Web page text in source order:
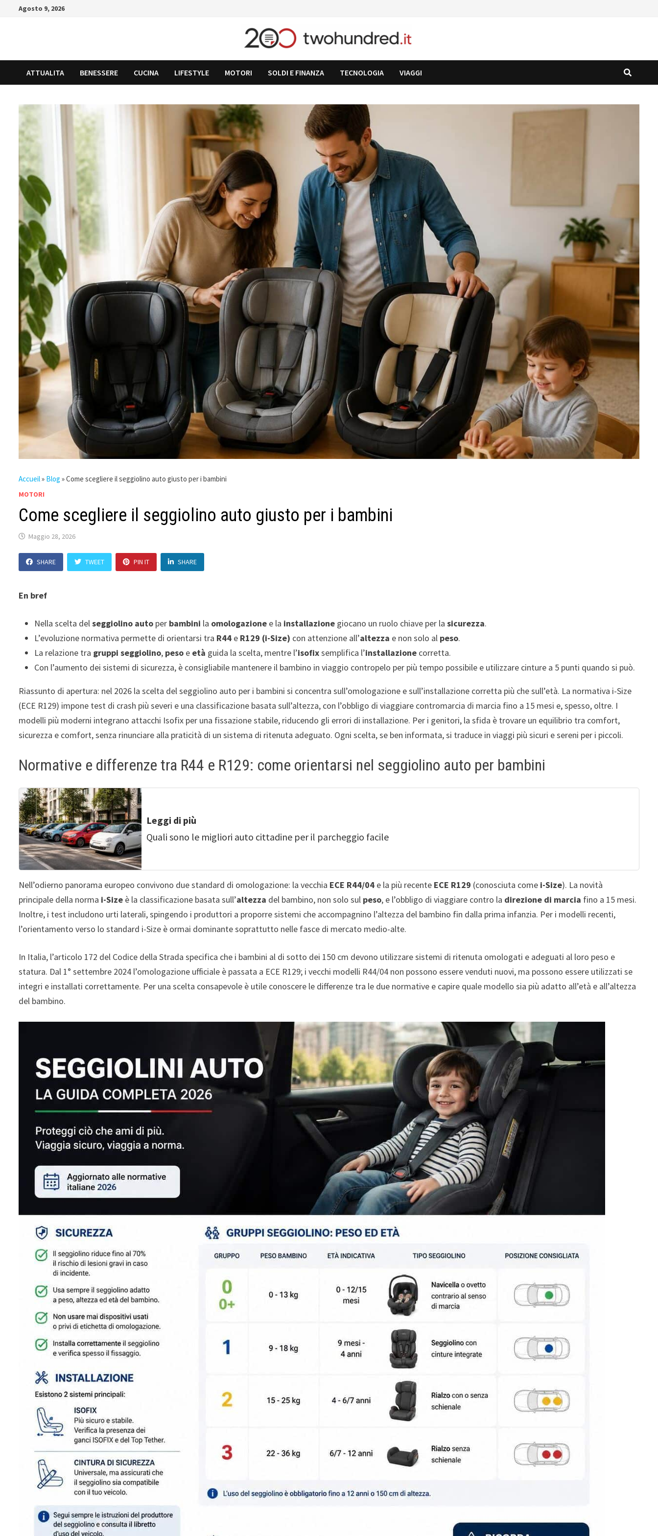
Agosto 9, 2026
ATTUALITA BENESSERE CUCINA LIFESTYLE MOTORI SOLDI E FINANZA TECNOLOGIA VIAGGI
Accueil» Blog »Come scegliere il seggiolino auto giusto per i bambini
MOTORI
Come scegliere il seggiolino auto giusto per i bambini
Maggio 28, 2026
SHARE TWEET PIN IT SHARE
En bref
Nella scelta delseggiolino auto per bambini la omologazione e la installazione giocano un ruolo chiave per lasicurezza.
L’evoluzione normativa permette di orientarsi tra R44 e R129 (i-Size) con attenzione all’altezza e non solo al peso.
La relazione tra gruppi seggiolino, peso e età guida la scelta, mentre l’isofixsemplifica l’installazione corretta.
Con l’aumento dei sistemi di sicurezza, è consigliabile mantenere il bambino in viaggio contropelo per più tempo possibile e utilizzare cinture a 5 punti quando si può.
Riassunto di apertura: nel 2026 la scelta del seggiolino auto per i bambini si concentra sull’omologazione e sull’installazione corretta più che sull’età. La normativa i-Size
(ECE R129) impone test di crash più severi e una classificazione basata sull’altezza, con l’obbligo di viaggiare contromarcia di marcia fino a 15 mesi e, spesso, oltre. I
modelli più moderni integrano attacchi Isofix per una fissazione stabile, riducendo gli errori di installazione. Per i genitori, la sfida è trovare un equilibrio tra comfort,
sicurezza e comfort, senza rinunciare alla praticità di un sistema di ritenuta adeguato. Ogni scelta, se ben informata, si traduce in viaggi più sicuri e sereni per i piccoli.
Normative e differenze tra R44 e R129: come orientarsi nel seggiolino auto per bambini
Leggi di più
Quali sono le migliori auto cittadine per il parcheggio facile
Nell’odierno panorama europeo convivono due standard di omologazione: la vecchia ECE R44/04 e la più recente ECE R129 (conosciuta come i-Size). La novità
principale della norma i-Size è la classificazione basata sull’altezza del bambino, non solo sul peso, e l’obbligo di viaggiare contro la direzione di marcia fino a 15 mesi.
Inoltre, i test includono urti laterali, spingendo i produttori a proporre sistemi che accompagnino l’altezza del bambino fin dalla prima infanzia. Per i modelli recenti,
l’orientamento verso lo standard i-Size è ormai dominante soprattutto nelle fasce di mercato medio-alte.
In Italia, l’articolo 172 del Codice della Strada specifica che i bambini al di sotto dei 150 cm devono utilizzare sistemi di ritenuta omologati e adeguati al loro peso e
statura. Dal 1° settembre 2024 l’omologazione ufficiale è passata a ECE R129; i vecchi modelli R44/04 non possono essere venduti nuovi, ma possono essere utilizzati se
integri e installati correttamente. Per una scelta consapevole è utile conoscere le differenze tra le due normative e capire quale modello sia più adatto all’età e all’altezza
del bambino.